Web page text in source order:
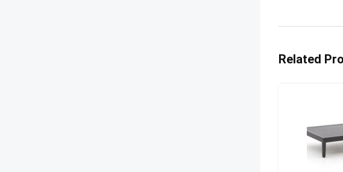
Related